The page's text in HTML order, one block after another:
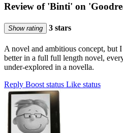
Review of 'Binti' on
Show rating 3 stars
A novel and ambitious concept, but
better in a full full length novel,
under-explored in a novella.
Reply Boost status Like status